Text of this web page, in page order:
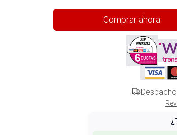
Comprar ahora